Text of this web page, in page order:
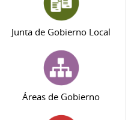
Junta de Gobierno Local
Áreas de Gobierno